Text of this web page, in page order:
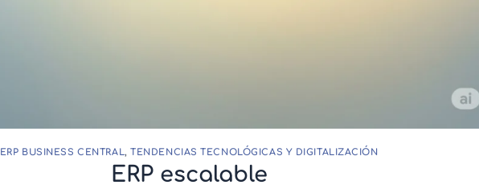
ERP BUSINESS CENTRAL,TENDENCIAS TECNOLÓGICAS Y DIGITALIZACIÓN
ERP escalable